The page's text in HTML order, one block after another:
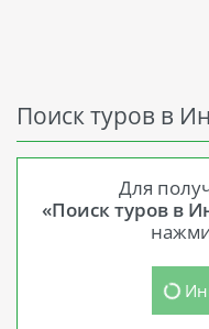
Поиск туров в
Для
«Поиск туров в